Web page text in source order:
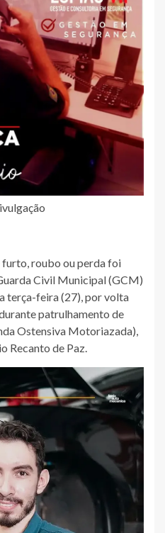
roubo ou perda foi
Civil Municipal (GCM)
terça-feira (27), por volta
patrulhamento de
Ostensiva Motoriazada),
Recanto de Paz.